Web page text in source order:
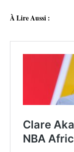
À Lire Aussi :